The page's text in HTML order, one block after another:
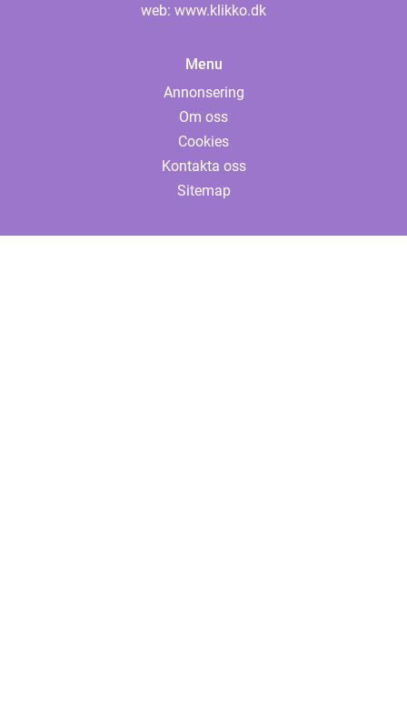
web: www.klikko.dk
Menu
Annonsering
Om oss
Cookies
Kontakta oss
Sitemap